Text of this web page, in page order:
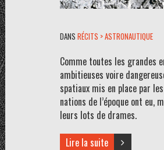
DANS RÉCITS > ASTRONAUTIQUE
Comme toutes les grandes
ambitieuses voire
spatiaux mis en place par
nations de l’époque ont eu,
leurs lots de drames.
Lire la suite